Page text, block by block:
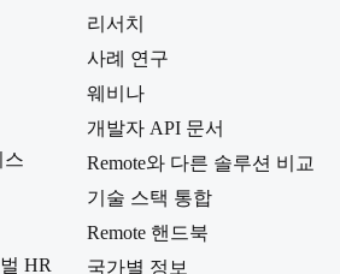
스
HR
리서치
사례 연구
웨비나
개발자 API 문서
Remote와 다른 솔루션 비교
기술 스택 통합
Remote 핸드북
국가별 정보